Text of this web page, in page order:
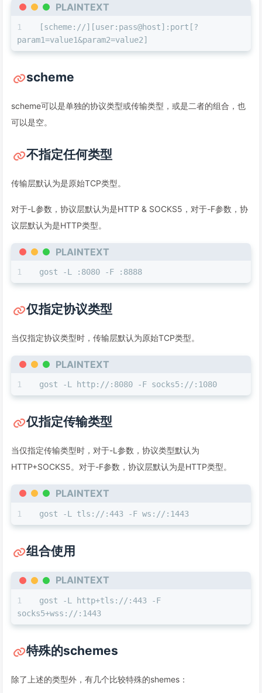
PLAINTEXT
[scheme://][user:pass@host]:port[?
param1=value1&param2=value2]
scheme
scheme可以是单独的协议类型或传输类型，或是二者的组合，也
可以是空。
不指定任何类型
传输层默认为是原始TCP类型。
对于-L参数，协议层默认为是HTTP & SOCKS5，对于-F参数，协
议层默认为是HTTP类型。
PLAINTEXT
gost -L :8080 -F :8888
仅指定协议类型
当仅指定协议类型时，传输层默认为原始TCP类型。
PLAINTEXT
gost -L http://:8080 -F socks5://:1080
仅指定传输类型
当仅指定传输类型时，对于-L参数，协议类型默认为
HTTP+SOCKS5。对于-F参数，协议层默认为是HTTP类型。
PLAINTEXT
gost -L tls://:443 -F ws://:1443
组合使用
PLAINTEXT
gost -L http+tls://:443 -F
socks5+wss://:1443
特殊的schemes
除了上述的类型外，有几个比较特殊的shemes：